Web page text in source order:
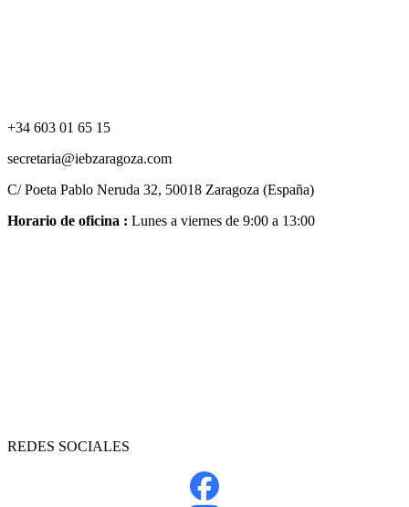
+34 603 01 65 15
secretaria@iebzaragoza.com
C/ Poeta Pablo Neruda 32, 50018 Zaragoza (España)
Horario de oficina : Lunes a viernes de 9:00 a 13:00
REDES SOCIALES